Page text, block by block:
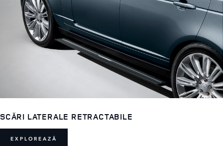
SCĂRI LATERALE RETRACTABILE
EXPLOREAZĂ